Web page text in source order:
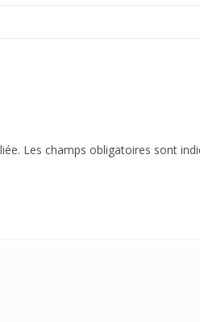
Les champs obligatoires sont